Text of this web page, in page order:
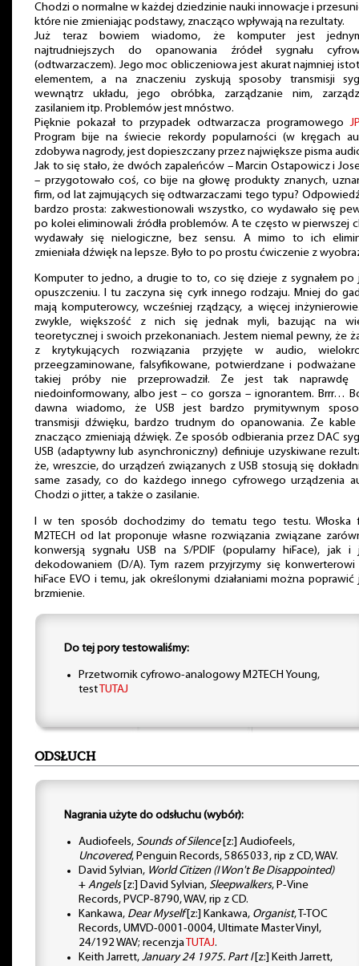
Chodzi o normalne w każdej dziedzinie nauki innowacje i
które nie zmieniając podstawy, znacząco wpływają na rezultaty.
Już teraz bowiem wiadomo, że komputer jest
najtrudniejszych do opanowania źródeł sygnału
(odtwarzaczem). Jego moc obliczeniowa jest akurat najmniej
elementem, a na znaczeniu zyskują sposoby transmisji
wewnątrz układu, jego obróbka, zarządzanie nim,
zasilaniem itp. Problemów jest mnóstwo.
Pięknie pokazał to przypadek odtwarzacza programowego
Program bije na świecie rekordy popularności (w kręgach
zdobywa nagrody, jest dopieszczany przez największe pisma
Jak to się stało, że dwóch zapaleńców – Marcin Ostapowicz i
– przygotowało coś, co bije na głowę produkty znanych,
firm, od lat zajmujących się odtwarzaczami tego typu?
bardzo prosta: zakwestionowali wszystko, co wydawało się
po kolei eliminowali źródła problemów. A te często w pierwszej
wydawały się nielogiczne, bez sensu. A mimo to ich
zmieniała dźwięk na lepsze. Było to po prostu ćwiczenie z
Komputer to jedno, a drugie to to, co się dzieje z sygnałem po
opuszczeniu. I tu zaczyna się cyrk innego rodzaju. Mniej do
mają komputerowcy, wcześniej rządzący, a więcej
zwykle, większość z nich się jednak myli, bazując na
teoretycznej i swoich przekonaniach. Jestem niemal pewny, że
z krytykujących rozwiązania przyjęte w audio,
przeegzaminowane, falsyfikowane, potwierdzane i podważane
takiej próby nie przeprowadził. Że jest tak naprawdę
niedoinformowany, albo jest – co gorsza – ignorantem. Brrr…
dawna wiadomo, że USB jest bardzo prymitywnym
transmisji dźwięku, bardzo trudnym do opanowania. Że kable
znacząco zmieniają dźwięk. Że sposób odbierania przez DAC
USB (adaptywny lub asynchroniczny) definiuje uzyskiwane
że, wreszcie, do urządzeń związanych z USB stosują się
same zasady, co do każdego innego cyfrowego urządzenia
Chodzi o jitter, a także o zasilanie.
I w ten sposób dochodzimy do tematu tego testu. Włoska
M2TECH od lat proponuje własne rozwiązania związane
konwersją sygnału USB na S/PDIF (popularny hiFace), jak i
dekodowaniem (D/A). Tym razem przyjrzymy się
hiFace EVO i temu, jak określonymi działaniami można poprawić
brzmienie.
Do tej pory testowaliśmy:
Przetwornik cyfrowo-analogowy M2TECH Young,
test TUTAJ
ODSŁUCH
Nagrania użyte do odsłuchu (wybór):
Audiofeels, Sounds of Silence[z:] Audiofeels,
Uncovered, Penguin Records, 5865033, rip z CD, WAV.
David Sylvian, World Citizen (I Won't Be Disappointed)
+ Angels[z:] David Sylvian, Sleepwalkers, P-Vine
Records, PVCP-8790, WAV, rip z CD.
Kankawa, Dear Myself[z:] Kankawa, Organist, T-TOC
Records, UMVD-0001-0004, Ultimate Master Vinyl,
24/192 WAV; recenzjaTUTAJ.
Keith Jarrett, January 24 1975. Part I[z:] Keith Jarrett,